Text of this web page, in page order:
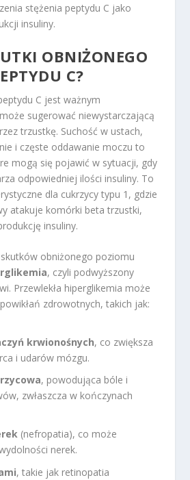
stężenia peptydu C jako
insuliny.
OBNIŻONEGO
C?
C jest ważnym
sugerować niewystarczającą
trzustkę. Suchość w ustach,
i częste oddawanie moczu to
mogą się pojawić w sytuacji, gdy
odpowiedniej ilości insuliny. To
dla cukrzycy typu 1, gdzie
atakuje komórki beta trzustki,
insuliny.
skutków obniżonego poziomu
, czyli podwyższony
Przewlekła hiperglikemia może
zdrowotnych, takich jak:
krwionośnych, co zwiększa
i udarów mózgu.
, powodująca bóle i
zwłaszcza w kończynach
(nefropatia), co może
nerek.
, takie jak retinopatia